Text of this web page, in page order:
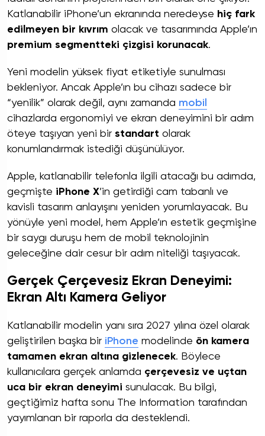
Katlanabilir iPhone’un ekranında neredeyse hiç fark
edilmeyen bir kıvrım olacak ve tasarımında Apple’ın
premium segmentteki çizgisi korunacak.
Yeni modelin yüksek fiyat etiketiyle sunulması
bekleniyor. Ancak Apple’ın bu cihazı sadece bir
“yenilik” olarak değil, aynı zamanda mobil
cihazlarda ergonomiyi ve ekran deneyimini bir adım
öteye taşıyan yeni bir standart olarak
konumlandırmak istediği düşünülüyor.
Apple, katlanabilir telefonla ilgili atacağı bu adımda,
geçmişte iPhone X’in getirdiği cam tabanlı ve
kavisli tasarım anlayışını yeniden yorumlayacak. Bu
yönüyle yeni model, hem Apple’ın estetik geçmişine
bir saygı duruşu hem de mobil teknolojinin
geleceğine dair cesur bir adım niteliği taşıyacak.
Gerçek Çerçevesiz Ekran Deneyimi:
Ekran Altı Kamera Geliyor
Katlanabilir modelin yanı sıra 2027 yılına özel olarak
geliştirilen başka bir iPhone modelinde ön kamera
tamamen ekran altına gizlenecek. Böylece
kullanıcılara gerçek anlamda çerçevesiz ve uçtan
uca bir ekran deneyimi sunulacak. Bu bilgi,
geçtiğimiz hafta sonu The Information tarafından
yayımlanan bir raporla da desteklendi.